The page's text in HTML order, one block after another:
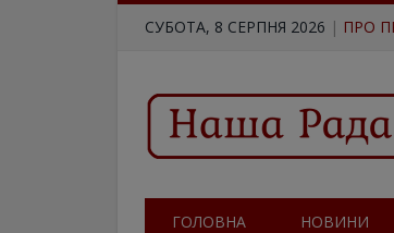
СУБОТА, 8 СЕРПНЯ 2026 | ПРО
ГОЛОВНА НОВИНИ